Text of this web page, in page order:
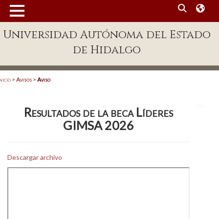
Enlaces
Patronato
Universidad Autónoma del Estado
de Hidalgo
> Avisos > Aviso
Resultados de la beca Líderes
GIMSA 2026
Descargar archivo